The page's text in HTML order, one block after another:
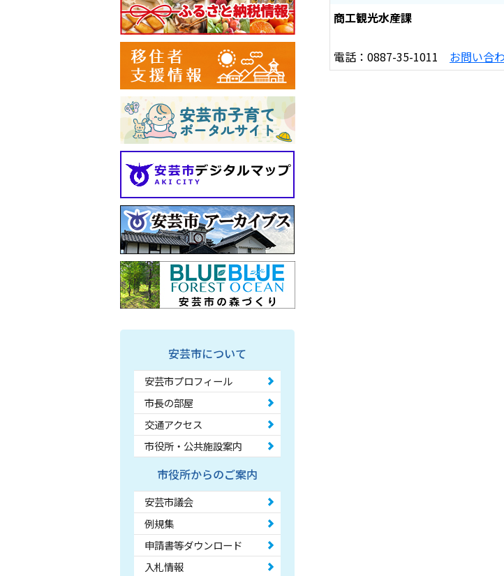
商工観光水産課
電話：0887-35-1011 お問い合
安芸市について
安芸市プロフィール
市長の部屋
交通アクセス
市役所・公共施設案内
市役所からのご案内
安芸市議会
例規集
申請書等ダウンロード
入札情報